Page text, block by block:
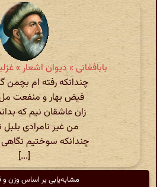
بابافغانی » دیوان اشعار »
چندانکه رفته ام بچمن
فیض بهار و منفعت
زان عاشقان نیم که
من غیر نامرادی بلبل
چندانکه سوختیم
[...]
مشابه‌یابی بر اساس وزن و